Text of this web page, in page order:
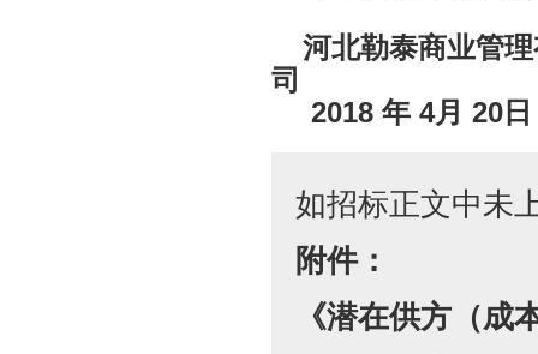
河北勒泰商业管
2018 年 4月 20 日
如招标正文中未
附件：
《潜在供方（成